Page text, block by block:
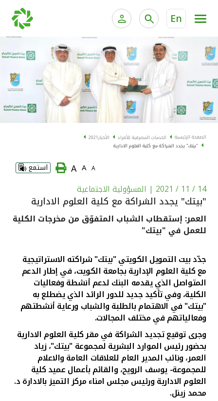
En
الخدمات المصرفية الإلكترونية للأفراد
الخدمات المصرفية الإلكترونية للشركات
خدمة "بيتك" للتداول الإلكتروني
الخدمات المصرفية للأفراد الخدمات المالية
الحسابات المصرفية
البطاقات
"برامج العملاء"
الاستثمار
القنوات المصرفية
أدوات وخدمات
خدمات ما بعد البيع
اتصل بنا
مواقع الفروع وأجهزة الصرف الآلي
ألمانيا
الصفحة الرئيسية الخدمات المصرفية للأفراد الأخبار2021
"بيتك" يجدد الشراكة مع كلية العلوم الادارية
A
A
A استمع
14 / 11 / 2021 | المسؤولية الاجتماعية
"بيتك" يجدد الشراكة مع كلية العلوم الادارية
العمر: إستقطاب الشباب المتفوّق من مخرجات الكلية
للعمل في "بيتك"
جدّد بيت التمويل الكويتي "بيتك" شراكته الاستراتيجية
مع كلية العلوم الإدارية بجامعة الكويت، في إطار الدعم
المتواصل الذي يقدمه البنك لدعم أنشطة وفعاليات
الكلية، وفي تأكيد جديد للدور الرائد الذي يضطلع به
"بيتك" في الاهتمام بالطلبة والشباب ورعاية أنشطتهم
وفعالياتهم في مختلف المجالات.
وجرى توقيع تجديد الشراكة في مقر كلية العلوم الادارية
بحضور رئيس الموارد البشرية لمجموعة "بيتك"، زياد
العمر، ونائب المدير العام للعلاقات العامة والاعلام
للمجموعة- يوسف الرويح، والقائم بأعمال عميد كلية
العلوم الادارية ورئيس مجلس امناء مركز التميز بالادارة د.
محمد زينل.